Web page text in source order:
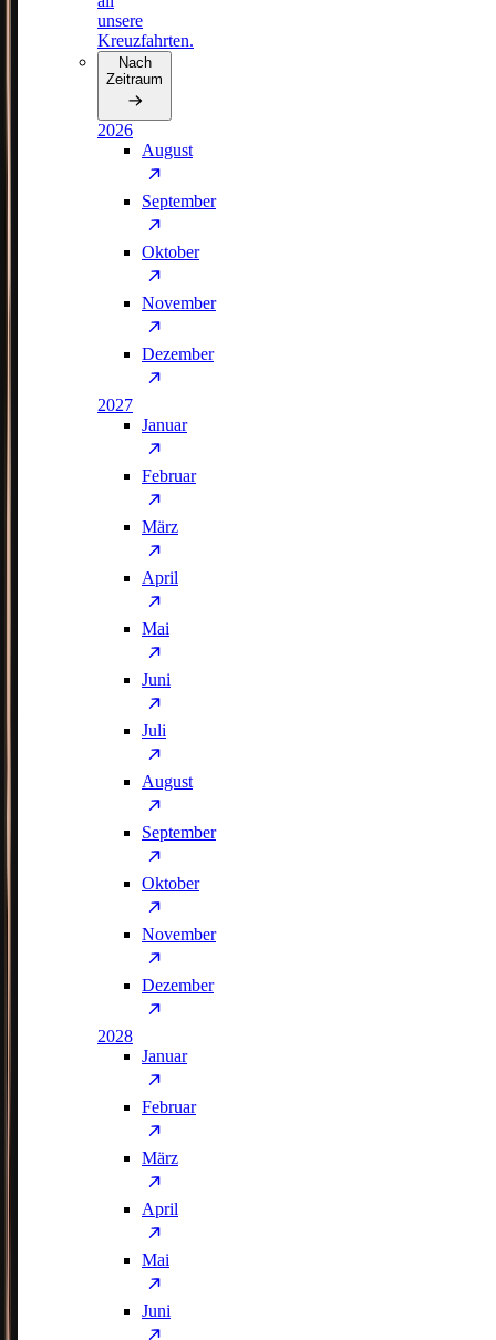
unsere
Kreuzfahrten.
Nach
Zeitraum
2026
August
September
Oktober
November
Dezember
2027
Januar
Februar
März
April
Mai
Juni
Juli
August
September
Oktober
November
Dezember
2028
Januar
Februar
März
April
Mai
Juni